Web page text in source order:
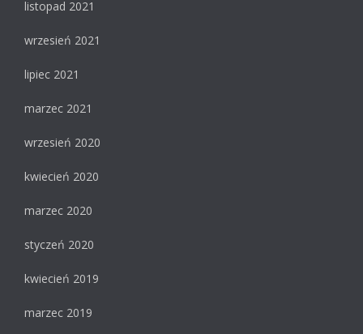
listopad 2021
wrzesień 2021
lipiec 2021
marzec 2021
wrzesień 2020
kwiecień 2020
marzec 2020
styczeń 2020
kwiecień 2019
marzec 2019